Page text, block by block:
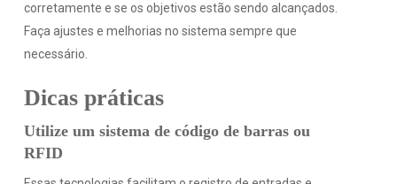
corretamente e se os objetivos estão sendo alcançados.
Faça ajustes e melhorias no sistema sempre que
necessário.
Dicas práticas
Utilize um sistema de código de barras ou
RFID